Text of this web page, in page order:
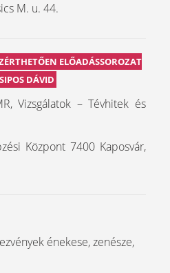
M. u. 44.
ELŐADÁSSOROZAT
DÁVID
Vizsgálatok – Tévhitek és
Központ 7400 Kaposvár,
énekese, zenésze,